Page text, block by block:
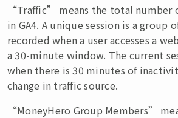
“Traffic” means the total number
in GA4. A unique session is a group
recorded when a user accesses a
a 30-minute window. The current
when there is 30 minutes of
change in traffic source.
“MoneyHero Group Members”